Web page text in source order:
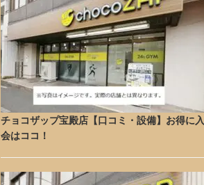
チョコザップ宝殿店【口コミ・設備】お得に入
会はココ！